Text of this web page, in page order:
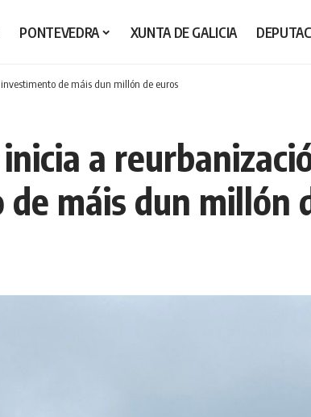
PONTEVEDRA XUNTA DE GALICIA
de máis dun millón de euros
a
máis dun millón